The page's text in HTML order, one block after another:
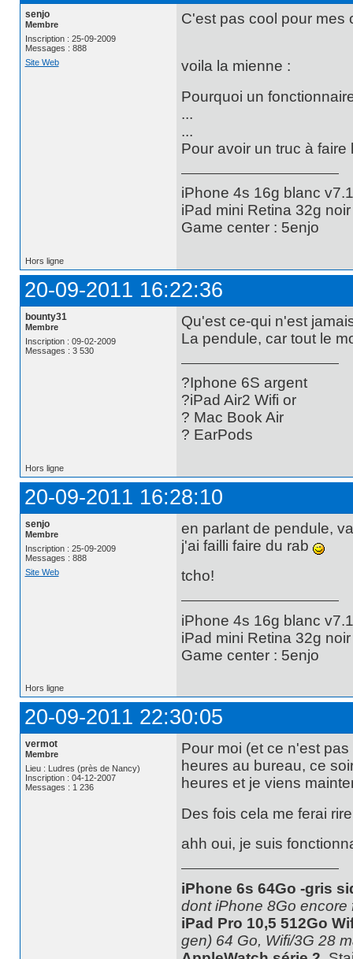
senjo
Membre
Inscription : 25-09-2009
Messages : 888
Site Web
C'est pas cool pour
voila la mienne :
Pourquoi un
...
...
Pour avoir un truc à faire
iPhone 4s 16g blanc
iPad mini Retina 32g
Game center : 5enjo
Hors ligne
20-09-2011 16:22:36
bounty31
Membre
Inscription : 09-02-2009
Messages : 3 530
Qu'est ce-qui n'est
La pendule, car tout le
?Iphone 6S argent
?iPad Air2 Wifi or
? Mac Book Air
? EarPods
Hors ligne
20-09-2011 16:28:10
senjo
Membre
Inscription : 25-09-2009
Messages : 888
Site Web
en parlant de pendule,
j'ai failli faire du rab
tcho!
iPhone 4s 16g blanc
iPad mini Retina 32g
Game center : 5enjo
Hors ligne
20-09-2011 22:30:05
vermot
Membre
Lieu : Ludres (près de Nancy)
Inscription : 04-12-2007
Messages : 1 236
Pour moi (et ce n'est
heures au bureau, ce
heures et je viens
Des fois cela me ferai
ahh oui, je suis
iPhone 6s 64Go -gris
dont iPhone 8Go
iPad Pro 10,5 512Go
gen) 64 Go, Wifi/3G 28